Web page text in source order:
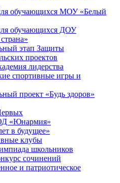
обучающихся МОУ «Белый
обучающихся ДОУ
этап Защиты
проектов
лидерства
спортивные игры и
проект «Будь здоров»
«Юнармия»
в будущее»
клубы
школьников
сочинений
и патриотическое